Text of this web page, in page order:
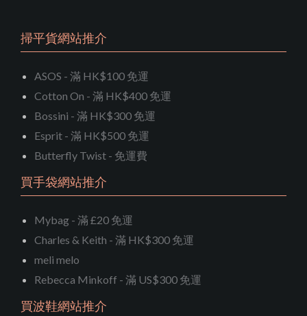
掃平貨網站推介
ASOS - 滿 HK$100 免運
Cotton On - 滿 HK$400 免運
Bossini - 滿 HK$300 免運
Esprit - 滿 HK$500 免運
Butterfly Twist - 免運費
買手袋網站推介
Mybag - 滿 £20 免運
Charles & Keith - 滿 HK$300 免運
meli melo
Rebecca Minkoff - 滿 US$300 免運
買波鞋網站推介